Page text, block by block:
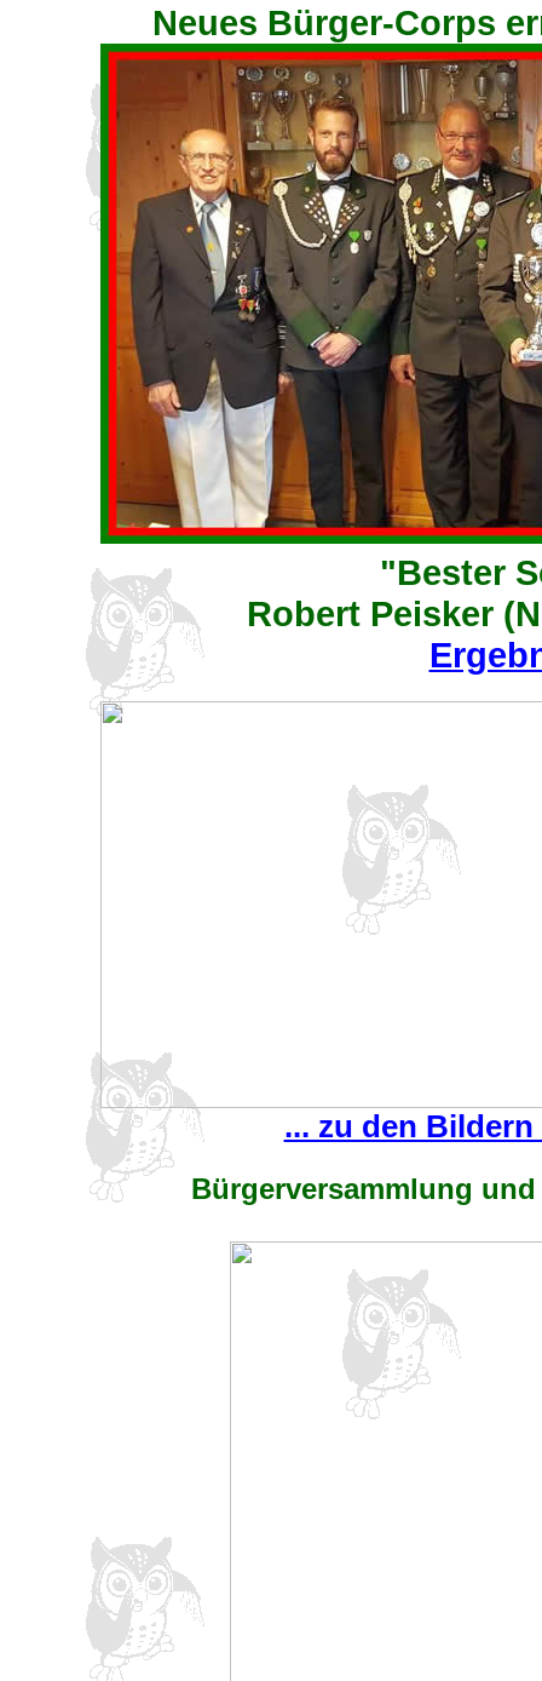
Neues Bürger-Corps
"Bester
Robert Peisker
... zu den
Bürgerversammlung